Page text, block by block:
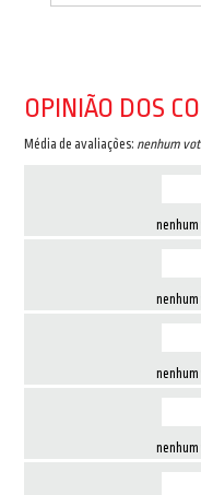
OPINIÃO DOS
Média de avaliações: nenhum